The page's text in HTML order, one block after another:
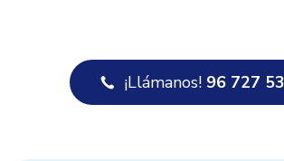
¡Llámanos! 96 727